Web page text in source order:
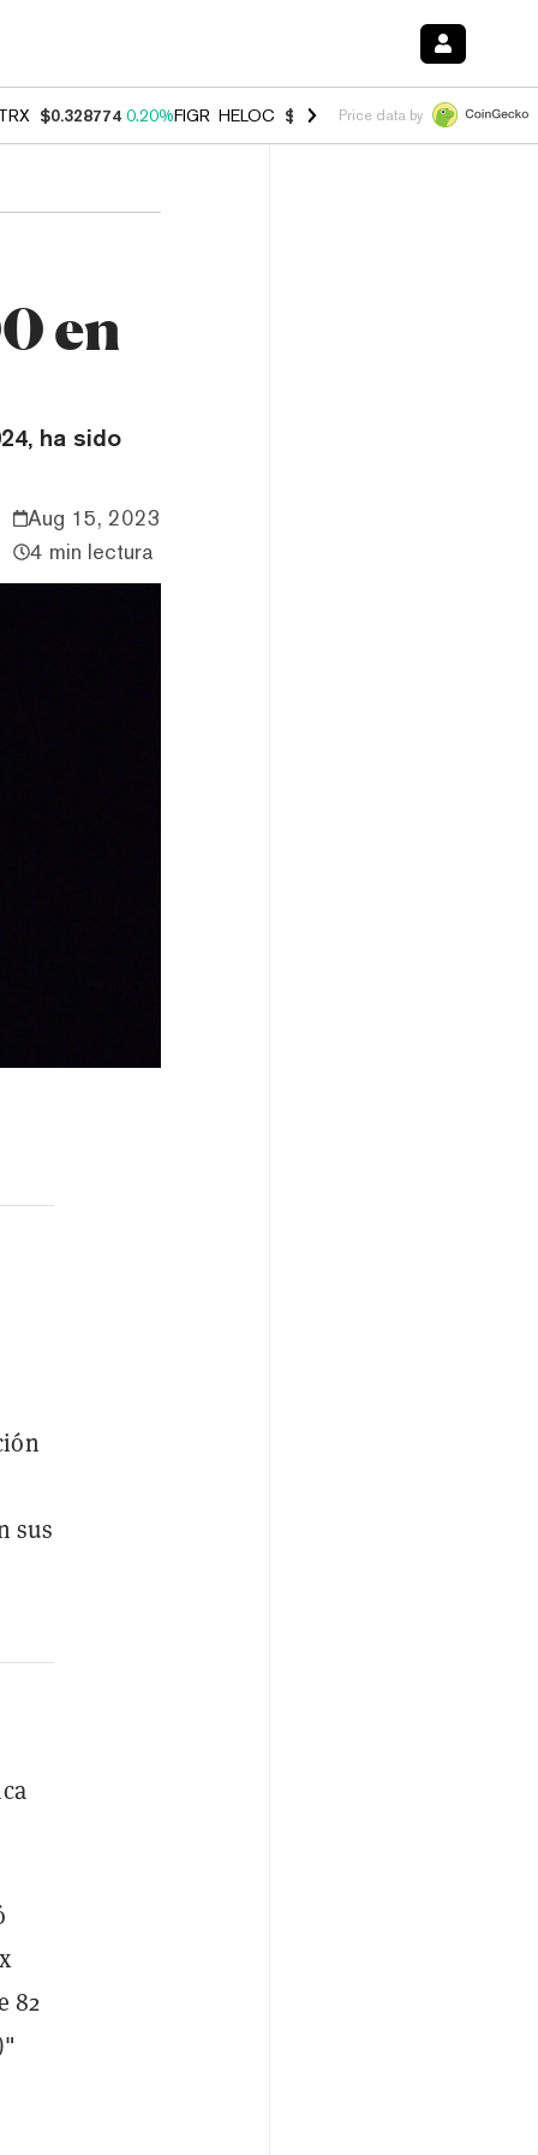
TRX $0.328774 0.20%FIGR_HELOC $1.006 -2.70%HYPE $54.83 -
Price data by
en
ha sido
Aug 15, 2023
4 min lectura
sus
82